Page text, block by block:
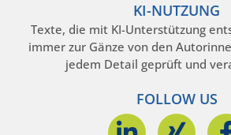
KI-NUTZUNG
Texte, die mit KI-Unterstützung
immer zur Gänze von den
jedem Detail geprüft und
FOLLOW US